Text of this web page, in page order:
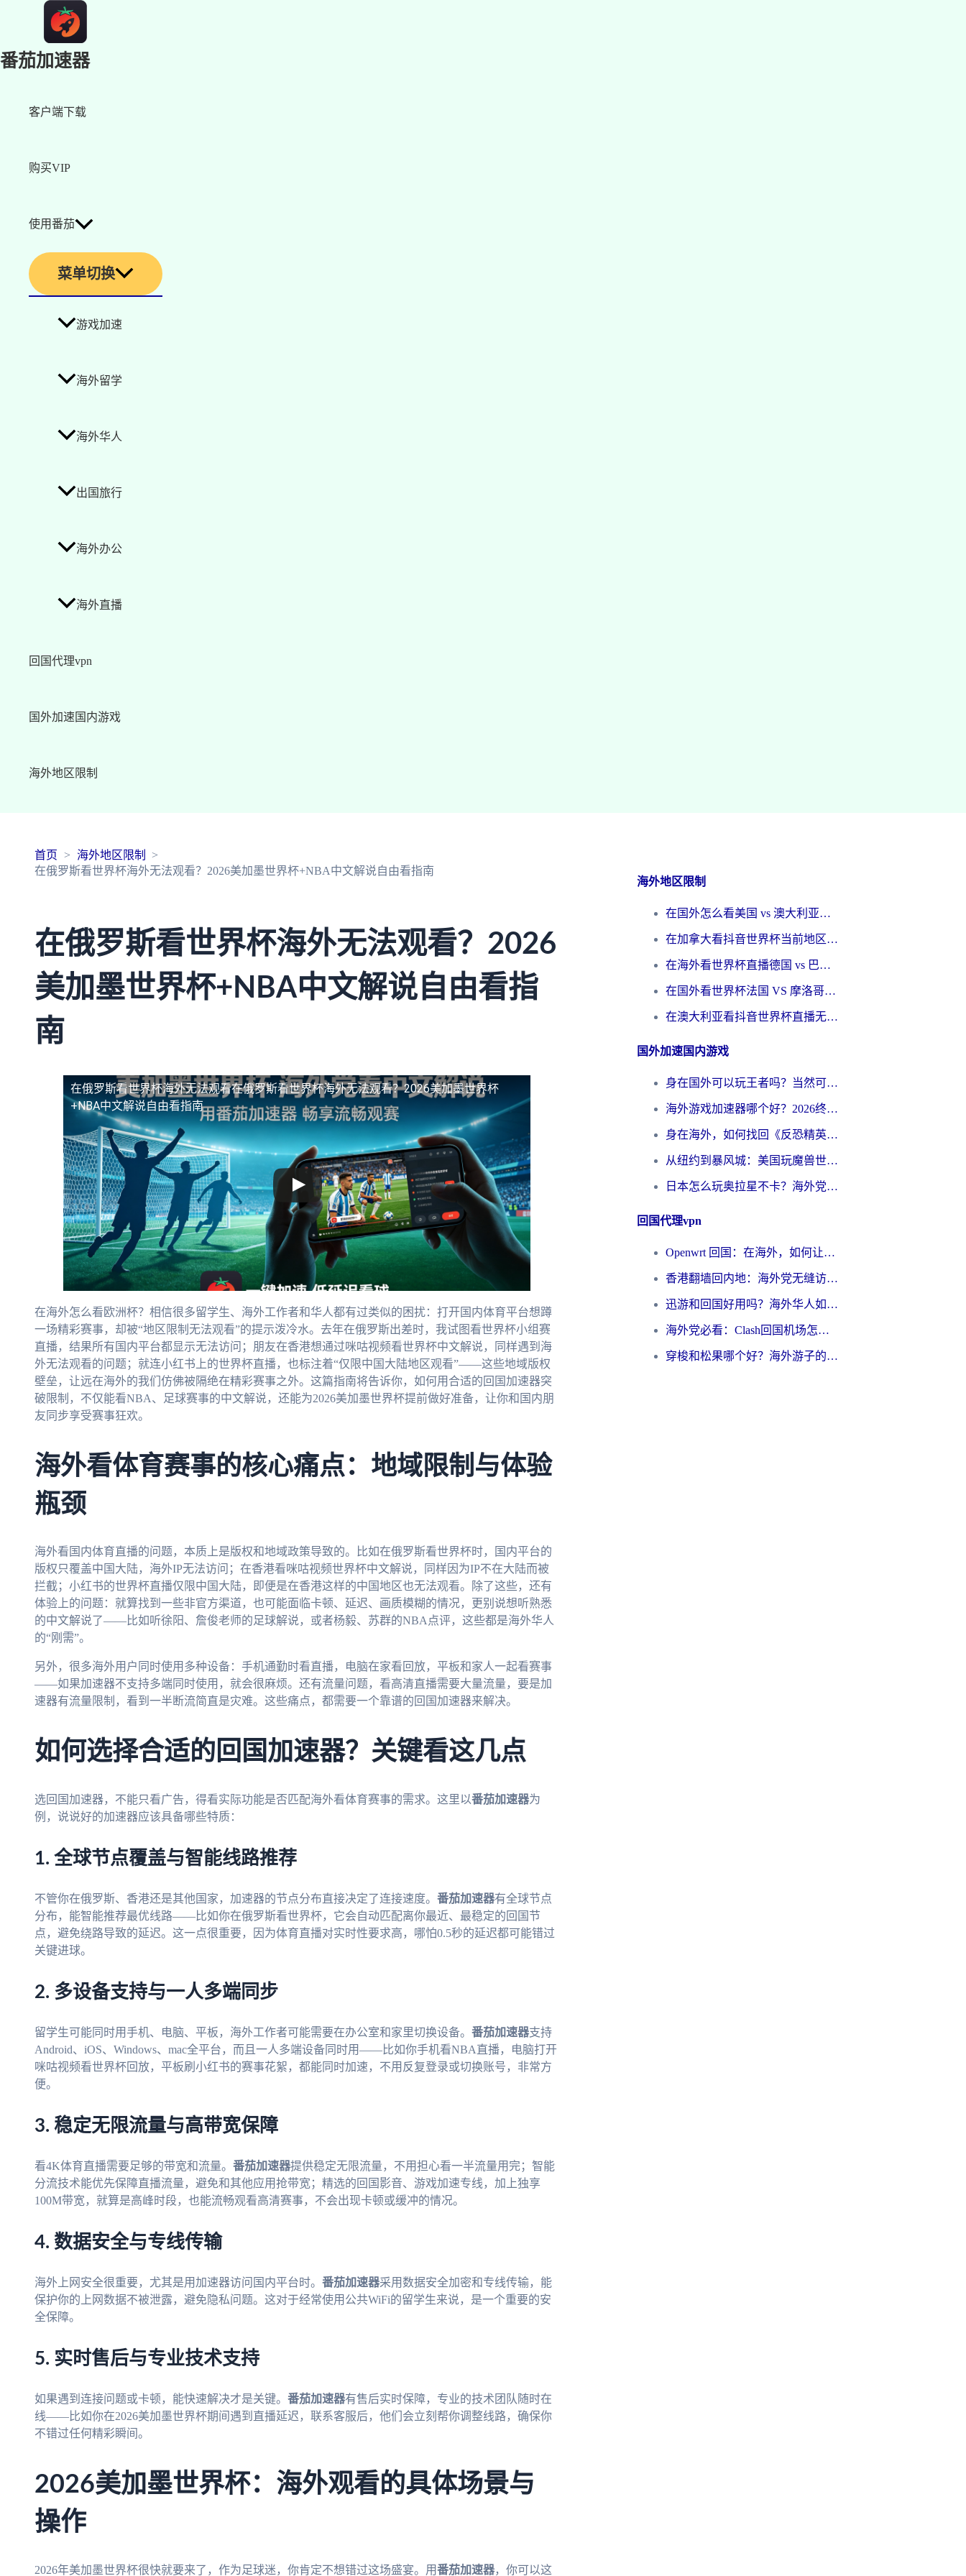
番茄加速器
客户端下载
购买VIP
使用番茄
菜单切换
游戏加速
海外留学
海外华人
出国旅行
海外办公
海外直播
回国代理vpn
国外加速国内游戏
海外地区限制
首页
海外地区限制
在俄罗斯看世界杯海外无法观看？2026美加墨世界杯+NBA中文解说自由看指南
在俄罗斯看世界杯海外无法观看？2026
美加墨世界杯+NBA中文解说自由看指
南
在俄罗斯看世界杯海外无法观看在俄罗斯看世界杯海外无法观看？2026美加墨世界杯
+NBA中文解说自由看指南
在海外怎么看欧洲杯？相信很多留学生、海外工作者和华人都有过类似的困扰：打开国内体育平台想蹲
一场精彩赛事，却被“地区限制无法观看”的提示泼冷水。去年在俄罗斯出差时，我试图看世界杯小组赛
直播，结果所有国内平台都显示无法访问；朋友在香港想通过咪咕视频看世界杯中文解说，同样遇到海
外无法观看的问题；就连小红书上的世界杯直播，也标注着“仅限中国大陆地区观看”——这些地域版权
壁垒，让远在海外的我们仿佛被隔绝在精彩赛事之外。这篇指南将告诉你，如何用合适的回国加速器突
破限制，不仅能看NBA、足球赛事的中文解说，还能为2026美加墨世界杯提前做好准备，让你和国内朋
友同步享受赛事狂欢。
海外看体育赛事的核心痛点：地域限制与体验
瓶颈
海外看国内体育直播的问题，本质上是版权和地域政策导致的。比如在俄罗斯看世界杯时，国内平台的
版权只覆盖中国大陆，海外IP无法访问；在香港看咪咕视频世界杯中文解说，同样因为IP不在大陆而被
拦截；小红书的世界杯直播仅限中国大陆，即便是在香港这样的中国地区也无法观看。除了这些，还有
体验上的问题：就算找到一些非官方渠道，也可能面临卡顿、延迟、画质模糊的情况，更别说想听熟悉
的中文解说了——比如听徐阳、詹俊老师的足球解说，或者杨毅、苏群的NBA点评，这些都是海外华人
的“刚需”。
另外，很多海外用户同时使用多种设备：手机通勤时看直播，电脑在家看回放，平板和家人一起看赛事
——如果加速器不支持多端同时使用，就会很麻烦。还有流量问题，看高清直播需要大量流量，要是加
速器有流量限制，看到一半断流简直是灾难。这些痛点，都需要一个靠谱的回国加速器来解决。
如何选择合适的回国加速器？关键看这几点
选回国加速器，不能只看广告，得看实际功能是否匹配海外看体育赛事的需求。这里以番茄加速器为
例，说说好的加速器应该具备哪些特质：
1. 全球节点覆盖与智能线路推荐
不管你在俄罗斯、香港还是其他国家，加速器的节点分布直接决定了连接速度。 番茄加速器有全球节点
分布，能智能推荐最优线路——比如你在俄罗斯看世界杯，它会自动匹配离你最近、最稳定的回国节
点，避免绕路导致的延迟。这一点很重要，因为体育直播对实时性要求高，哪怕0.5秒的延迟都可能错过
关键进球。
2. 多设备支持与一人多端同步
留学生可能同时用手机、电脑、平板，海外工作者可能需要在办公室和家里切换设备。 番茄加速器支持
Android、iOS、Windows、mac全平台，而且一人多端设备同时用——比如你手机看NBA直播，电脑打开
咪咕视频看世界杯回放，平板刷小红书的赛事花絮，都能同时加速，不用反复登录或切换账号，非常方
便。
3. 稳定无限流量与高带宽保障
看4K体育直播需要足够的带宽和流量。 番茄加速器提供稳定无限流量，不用担心看一半流量用完；智能
分流技术能优先保障直播流量，避免和其他应用抢带宽；精选的回国影音、游戏加速专线，加上独享
100M带宽，就算是高峰时段，也能流畅观看高清赛事，不会出现卡顿或缓冲的情况。
4. 数据安全与专线传输
海外上网安全很重要，尤其是用加速器访问国内平台时。 番茄加速器采用数据安全加密和专线传输，能
保护你的上网数据不被泄露，避免隐私问题。这对于经常使用公共WiFi的留学生来说，是一个重要的安
全保障。
5. 实时售后与专业技术支持
如果遇到连接问题或卡顿，能快速解决才是关键。 番茄加速器有售后实时保障，专业的技术团队随时在
线——比如你在2026美加墨世界杯期间遇到直播延迟，联系客服后，他们会立刻帮你调整线路，确保你
不错过任何精彩瞬间。
2026美加墨世界杯：海外观看的具体场景与
操作
2026年美加墨世界杯很快就要来了，作为足球迷，你肯定不想错过这场盛宴。用番茄加速器，你可以这
海外地区限制
在国外怎么看美国 vs 澳大利亚世界杯直播？海外党必藏的中文解说观赛指南
在加拿大看抖音世界杯当前地区不可播放？海外党体育观赛终极指南
在海外看世界杯直播德国 vs 巴拉圭当前IP受限制？这篇指南帮你轻松解决地区限制
在国外看世界杯法国 VS 摩洛哥仅限中国大陆？别让地域限制拦下你的欢呼
在澳大利亚看抖音世界杯直播无法播放？海外党体育观赛终极指南来了！
国外加速国内游戏
身在国外可以玩王者吗？当然可以，但你需要这份“加速”指南
海外游戏加速器哪个好？2026终极指南帮你畅玩国服+解决卡顿难题
身在海外，如何找回《反恐精英：全球攻势》国服的丝滑手感？一份给你的终极指南
从纽约到暴风城：美国玩魔兽世界，如何找到你的最佳网络航线
日本怎么玩奥拉星不卡？海外党国服游戏加速器选择全攻略
回国代理vpn
Openwrt 回国：在海外，如何让家的网络触手可及
香港翻墙回内地：海外党无缝访问国内资源的加速器选择全攻略
迅游和回国好用吗？海外华人如何选择靠谱的回国加速器
海外党必看：Clash回国机场怎么选？一篇搞定无缝访问国内资源的全攻略
穿梭和松果哪个好？海外游子的数字归乡路，到底该怎么选